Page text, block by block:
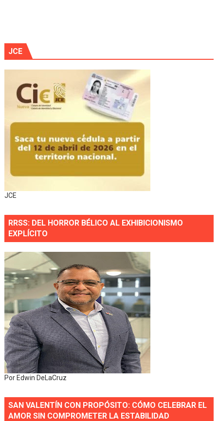
JCE
JCE
RRSS: DEL HORROR BÉLICO AL EXHIBICIONISMO
EXPLÍCITO
Por Edwin DeLaCruz
SAN VALENTÍN CON PROPÓSITO: CÓMO CELEBRAR EL
AMOR SIN COMPROMETER LA ESTABILIDAD